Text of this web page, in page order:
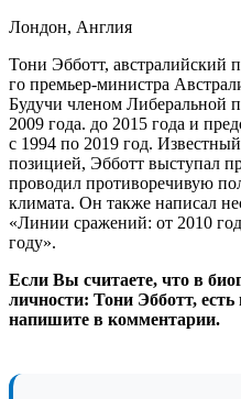
Лондон, Англия
Тони Эбботт, австралийский
го премьер-министра
Будучи членом Либеральной
2009 года. до 2015 года и
с 1994 по 2019 год.
позицией, Эбботт выступал
проводил противоречивую
климата. Он также написал
«Линии сражений: от 2010
году».
Если Вы считаете, что в
личности: Тони Эбботт,
напишите в комментарии.